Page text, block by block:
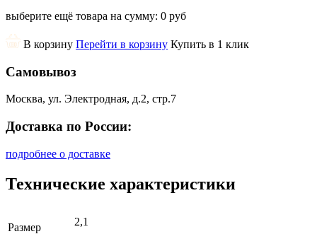
выберите ещё товара на сумму: 0 руб
В корзину Перейти в корзину Купить в 1 клик
Самовывоз
Москва, ул. Электродная, д.2, стр.7
Доставка по России:
подробнее о доставке
Технические характеристики
Размер 2,1